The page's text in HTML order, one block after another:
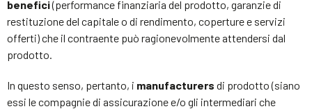
benefici(performance finanziaria del prodotto, garanzie di
restituzione del capitale o di rendimento, coperture e servizi
offerti) che il contraente può ragionevolmente attendersi dal
prodotto.
In questo senso, pertanto, i manufacturers di prodotto (siano
essi le compagnie di assicurazione e/o gli intermediari che